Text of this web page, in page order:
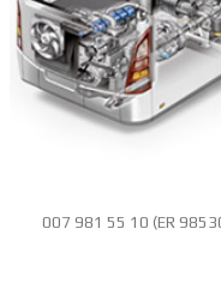
007 981 55 10 (ER